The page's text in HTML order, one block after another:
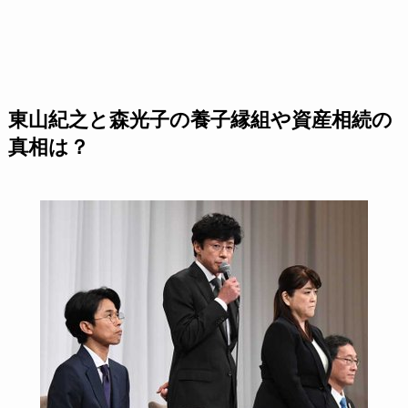
東山紀之と森光子の養子縁組や資産相続の
真相は？